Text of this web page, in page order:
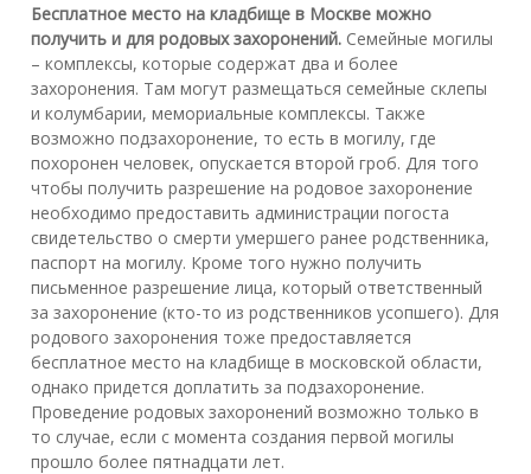
Бесплатное место на кладбище в Москве можно
получить и для родовых захоронений. Семейные могилы
– комплексы, которые содержат два и более
захоронения. Там могут размещаться семейные склепы
и колумбарии, мемориальные комплексы. Также
возможно подзахоронение, то есть в могилу, где
похоронен человек, опускается второй гроб. Для того
чтобы получить разрешение на родовое захоронение
необходимо предоставить администрации погоста
свидетельство о смерти умершего ранее родственника,
паспорт на могилу. Кроме того нужно получить
письменное разрешение лица, который ответственный
за захоронение (кто-то из родственников усопшего). Для
родового захоронения тоже предоставляется
бесплатное место на кладбище в московской области,
однако придется доплатить за подзахоронение.
Проведение родовых захоронений возможно только в
то случае, если с момента создания первой могилы
прошло более пятнадцати лет.